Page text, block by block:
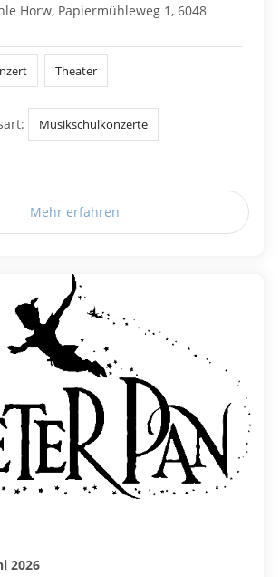
Horw, Papiermühleweg 1, 6048
Theater
Musikschulkonzerte
Mehr erfahren
2026